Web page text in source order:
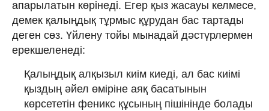
апарылатын көрінеді. Егер қыз жасауы келмесе,
демек қалыңдық тұрмыс құрудан бас тартады
деген сөз. Үйлену тойы мынадай дәстүрлермен
ерекшеленеді:
Қалыңдық алқызыл киім киеді, ал бас киімі
қыздың әйел өміріне аяқ басатынын
көрсететін феникс құсының пішінінде болады